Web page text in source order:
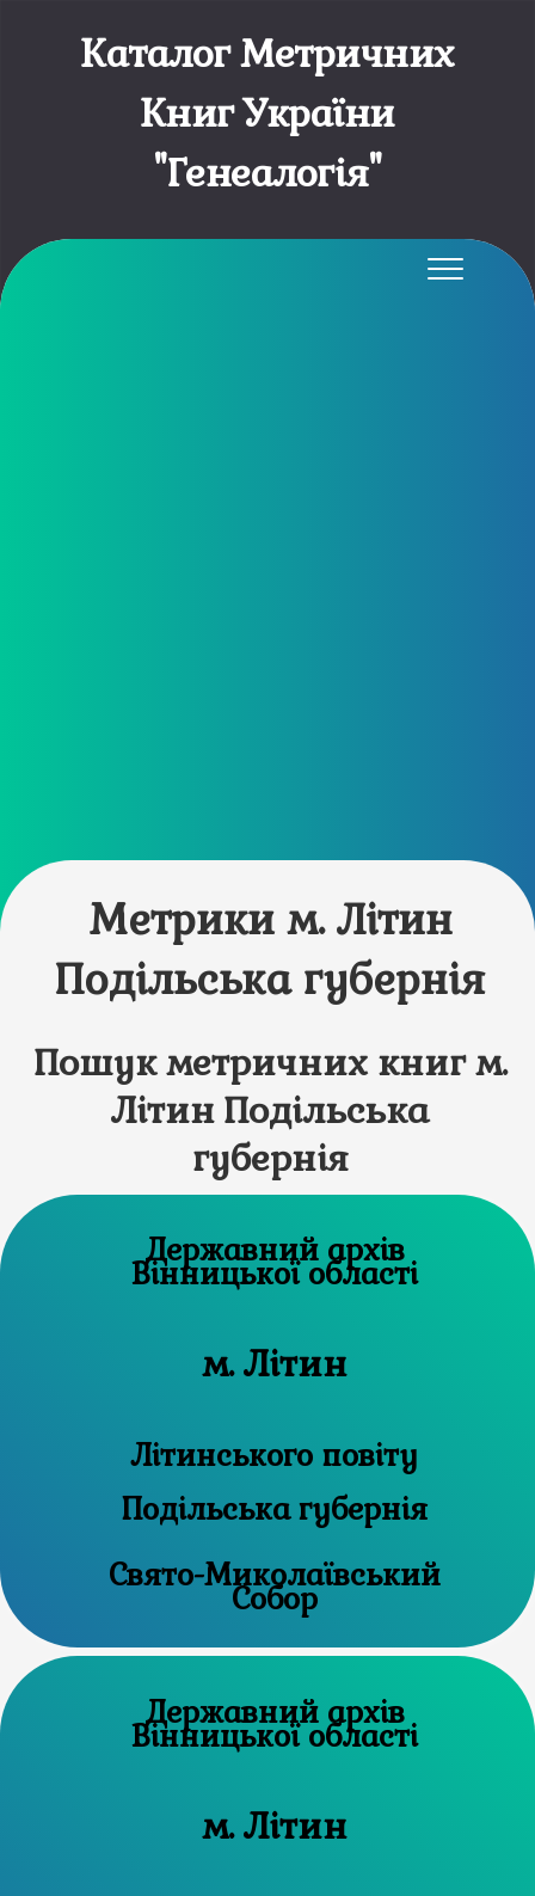
Каталог Метричних
Книг України
"Генеалогія"
Метрики м. Літин
Подільська губернія
Пошук метричних книг м.
Літин Подільська
губернія
Державний архів
Вінницької області
м. Літин
Літинського повіту
Подільська губернія
Свято-Миколаївський
Собор
Державний архів
Вінницької області
м. Літин